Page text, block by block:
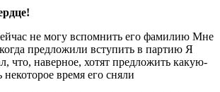
не могу вспомнить его фамилию Мне
предложили вступить в партию Я
что, наверное, хотят предложить какую-
некоторое время его сняли